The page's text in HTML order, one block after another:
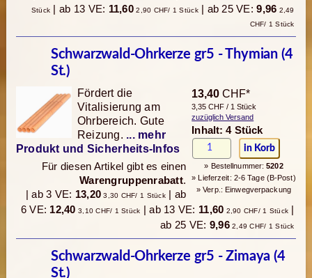
Stück
| ab 13 VE: 11,60 2,90 CHF/ 1 Stück| ab 25 VE:9,96 2,49
CHF/ 1 Stück
Schwarzwald-Ohrkerze gr5 - Thymian (4
St.)
13,40 CHF*
3,35 CHF / 1 Stück
zuzüglich Versand
Inhalt: 4 Stück
» Bestellnummer:5202
» Lieferzeit: 2-6 Tage (B-Post)
» Verp.: Einwegverpackung
Fördert die
Vitalisierung am
Ohrbereich. Gute
Reizung. ... mehr
Produkt und Sicherheits-Infos
Für diesen Artikel gibt es einen
Warengruppenrabatt.
| ab 3 VE: 13,20 3,30 CHF/ 1 Stück| ab
6 VE: 12,40 3,10 CHF/ 1 Stück | ab 13 VE: 11,60 2,90 CHF/ 1 Stück
ab 25 VE: 9,962,49 CHF/ 1 Stück
Schwarzwald-Ohrkerze gr5 - Zimaya (4
St.)